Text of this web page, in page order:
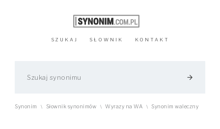
SZUKAJ SŁOWNIK KONTAKT
arrow_forward
Synonim \ Słownik synonimów \ Wyrazy na WA \ Synonim waleczny